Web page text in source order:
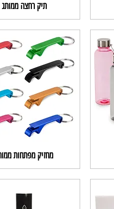
תיק רחצה ממותג
מחזיק מפתחות